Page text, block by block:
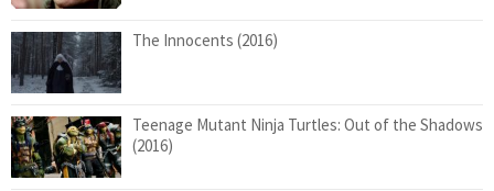
The Innocents (2016)
Teenage Mutant Ninja Turtles: Out of the Shadows
(2016)